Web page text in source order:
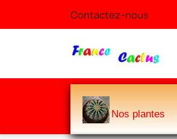
Contactez-nous
Nos plantes